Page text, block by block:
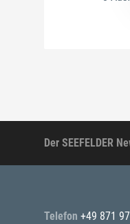
Der SEEFELDER
Telefon +49 871